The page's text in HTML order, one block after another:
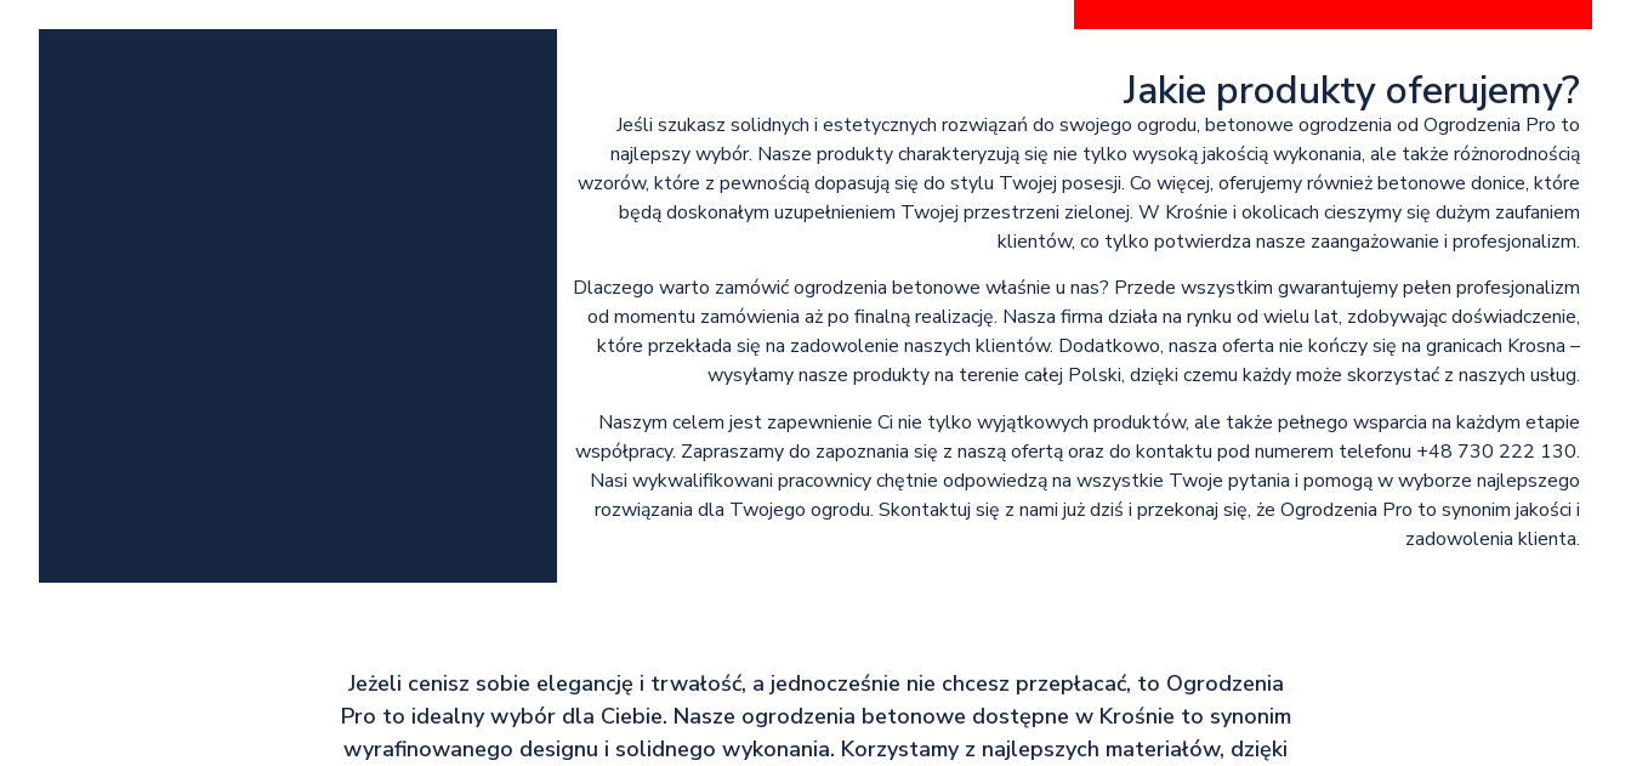
Jakie produkty oferujemy?
Jeśli szukasz solidnych i estetycznych rozwiązań do swojego ogrodu, betonowe ogrodzenia od Ogrodzenia Pro to
najlepszy wybór. Nasze produkty charakteryzują się nie tylko wysoką jakością wykonania, ale także różnorodnością
wzorów, które z pewnością dopasują się do stylu Twojej posesji. Co więcej, oferujemy również betonowe donice, które
będą doskonałym uzupełnieniem Twojej przestrzeni zielonej. W Krośnie i okolicach cieszymy się dużym zaufaniem
klientów, co tylko potwierdza nasze zaangażowanie i profesjonalizm.
Dlaczego warto zamówić ogrodzenia betonowe właśnie u nas? Przede wszystkim gwarantujemy pełen profesjonalizm
od momentu zamówienia aż po finalną realizację. Nasza firma działa na rynku od wielu lat, zdobywając doświadczenie,
które przekłada się na zadowolenie naszych klientów. Dodatkowo, nasza oferta nie kończy się na granicach Krosna –
wysyłamy nasze produkty na terenie całej Polski, dzięki czemu każdy może skorzystać z naszych usług.
Naszym celem jest zapewnienie Ci nie tylko wyjątkowych produktów, ale także pełnego wsparcia na każdym etapie
współpracy. Zapraszamy do zapoznania się z naszą ofertą oraz do kontaktu pod numerem telefonu +48 730 222 130.
Nasi wykwalifikowani pracownicy chętnie odpowiedzą na wszystkie Twoje pytania i pomogą w wyborze najlepszego
rozwiązania dla Twojego ogrodu. Skontaktuj się z nami już dziś i przekonaj się, że Ogrodzenia Pro to synonim jakości i
zadowolenia klienta.
Jeżeli cenisz sobie elegancję i trwałość, a jednocześnie nie chcesz przepłacać, to Ogrodzenia
Pro to idealny wybór dla Ciebie. Nasze ogrodzenia betonowe dostępne w Krośnie to synonim
wyrafinowanego designu i solidnego wykonania. Korzystamy z najlepszych materiałów, dzięki